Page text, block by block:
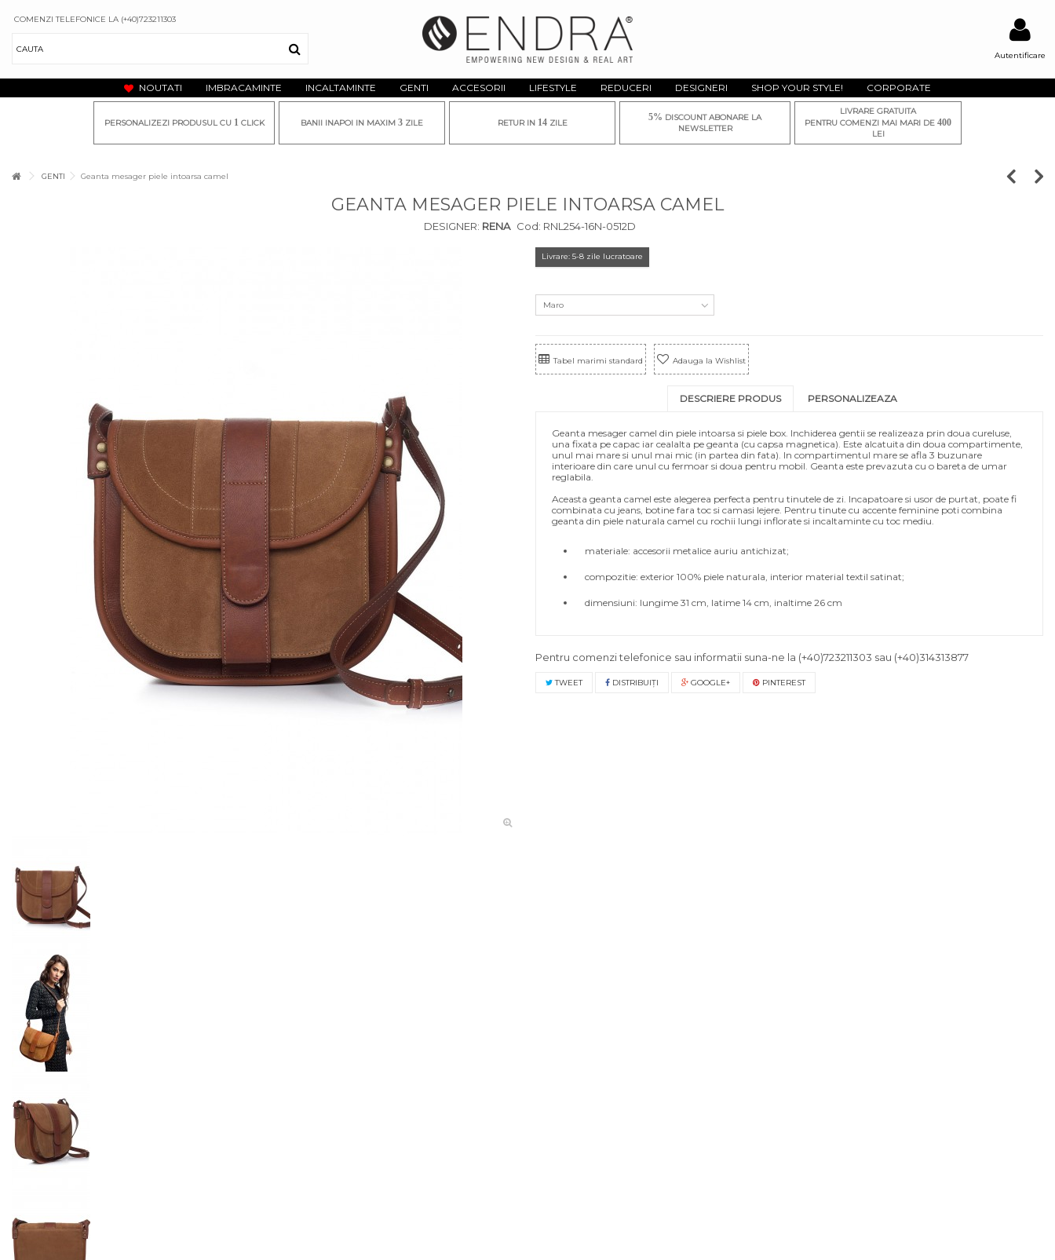
Autentificare
COMENZI TELEFONICE LA (+40)723211303
NOUTATI IMBRACAMINTE INCALTAMINTE GENTI ACCESORII LIFESTYLE REDUCERI DESIGNERI SHOP YOUR STYLE! CORPORATE
PERSONALIZEZI PRODUSUL CU 1CLICK BANII INAPOI IN MAXIM 3 ZILE RETUR IN 14ZILE
5% DISCOUNT ABONARE LA
NEWSLETTER
LIVRARE GRATUITA
PENTRU COMENZI MAI MARI DE 400
LEI
GENTI Geanta mesager piele intoarsa camel
GEANTA MESAGER PIELE INTOARSA CAMEL
DESIGNER: RENA Cod: RNL254-16N-0512D
Livrare: 5-8 zile lucratoare
Maro
Tabel marimi standard Adauga la Wishlist
DESCRIERE PRODUS PERSONALIZEAZA
Geanta mesager camel din piele intoarsa si piele box. Inchiderea gentii se realizeaza prin doua cureluse,
una fixata pe capac iar cealalta pe geanta (cu capsa magnetica). Este alcatuita din doua compartimente,
unul mai mare si unul mai mic (in partea din fata). In compartimentul mare se afla 3 buzunare
interioare din care unul cu fermoar si doua pentru mobil. Geanta este prevazuta cu o bareta de umar
reglabila.
Aceasta geanta camel este alegerea perfecta pentru tinutele de zi. Incapatoare si usor de purtat, poate fi
combinata cu jeans, botine fara toc si camasi lejere. Pentru tinute cu accente feminine poti combina
geanta din piele naturala camel cu rochii lungi inflorate si incaltaminte cu toc mediu.
materiale: accesorii metalice auriu antichizat;
compozitie: exterior 100% piele naturala, interior material textil satinat;
dimensiuni: lungime 31 cm, latime 14 cm, inaltime 26 cm
Pentru comenzi telefonice sau informatii suna-ne la (+40)723211303 sau (+40)314313877
TWEET DISTRIBUIŢI GOOGLE+ PINTEREST